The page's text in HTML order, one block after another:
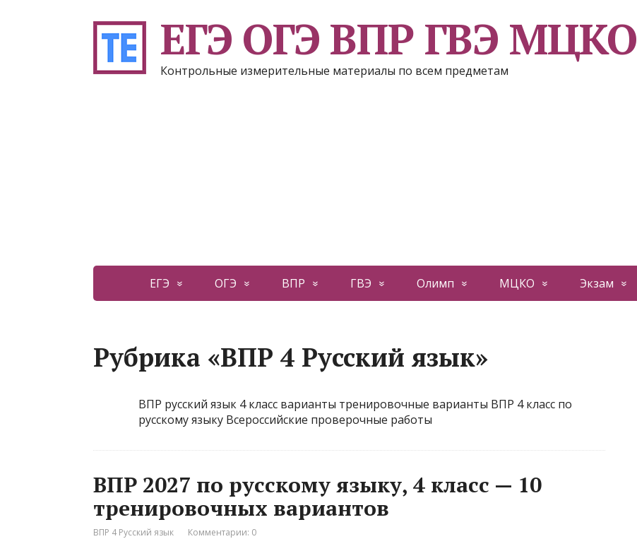
ЕГЭ ОГЭ ВПР ГВЭ МЦКО
Контрольные измерительные материалы по всем предметам
ЕГЭ ОГЭ ВПР ГВЭ Олимп МЦКО Экзам
Рубрика «ВПР 4 Русский язык»
ВПР русский язык 4 класс варианты тренировочные варианты ВПР 4 класс по
русскому языку Всероссийские проверочные работы
ВПР 2027 по русскому языку, 4 класс — 10
тренировочных вариантов
ВПР 4 Русский язык Комментарии: 0